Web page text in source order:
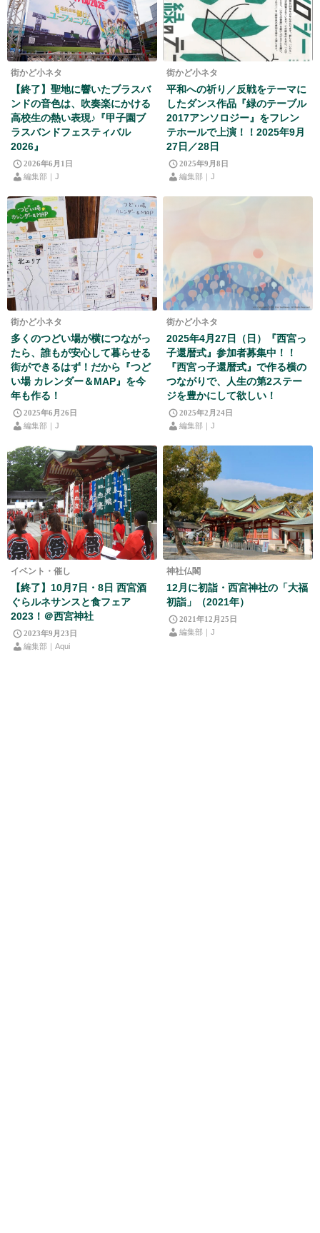
街かど小ネタ
【終了】聖地に響いたブラスバ
ンドの音色は、吹奏楽にかける
高校生の熱い表現♪『甲子園ブ
ラスバンドフェスティバル
2026』
2026年6月1日
編集部｜J
街かど小ネタ
平和への祈り／反戦をテーマに
したダンス作品『緑のテーブル
2017アンソロジー』をフレン
テホールで上演！！2025年9月
27日／28日
2025年9月8日
編集部｜J
街かど小ネタ
多くのつどい場が横につながっ
たら、誰もが安心して暮らせる
街ができるはず！だから『つど
い場 カレンダー＆MAP』を今
年も作る！
2025年6月26日
編集部｜J
街かど小ネタ
2025年4月27日（日）『西宮っ
子還暦式』参加者募集中！！
『西宮っ子還暦式』で作る横の
つながりで、人生の第2ステー
ジを豊かにして欲しい！
2025年2月24日
編集部｜J
イベント・催し
【終了】10月7日・8日 西宮酒
ぐらルネサンスと食フェア
2023！＠西宮神社
2023年9月23日
編集部｜Aqui
神社仏閣
12月に初詣・西宮神社の「大福
初詣」（2021年）
2021年12月25日
編集部｜J